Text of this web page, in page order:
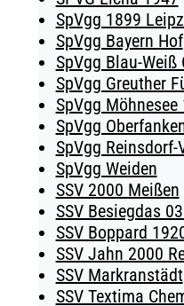
SpVgg 1899
SpVgg Bayern Hof
SpVgg Blau-
SpVgg Greuther
SpVgg Möhnesee
SpVgg
SpVgg Reinsdorf-
SpVgg Weiden
SSV 2000 Meißen
SSV Besiegdas
SSV Boppard
SSV Jahn 2000
SSV Markranstädt
SSV Textima